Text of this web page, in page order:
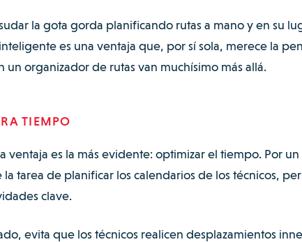
la gota gorda planificando rutas a mano y en su
es una ventaja que, por sí sola, merece la
un organizador de rutas van muchísimo más allá.
TIEMPO
ventaja es la más evidente: optimizar el tiempo. Por
la tarea de planificar los calendarios de los técnicos,
clave.
evita que los técnicos realicen desplazamientos